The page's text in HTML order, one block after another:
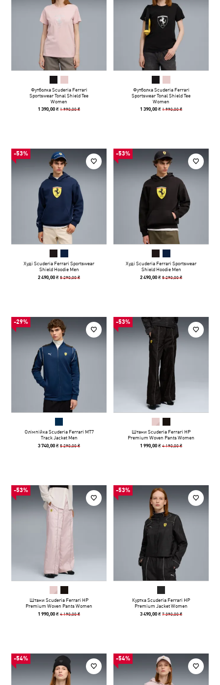
Футболка Scuderia Ferrari
Sportswear Tonal Shield Tee
Women
1 390,00 ₴1 990,00 ₴
Футболка Scuderia Ferrari
Sportswear Tonal Shield Tee
Women
1 390,00 ₴1 990,00 ₴
-53%
Худі Scuderia Ferrari Sportswear
Shield Hoodie Men
2 490,00 ₴5 290,00 ₴
-53%
Худі Scuderia Ferrari Sportswear
Shield Hoodie Men
2 490,00 ₴5 290,00 ₴
-29%
Олімпійка Scuderia Ferrari MT7
Track Jacket Men
3 740,00 ₴5 290,00 ₴
-53%
Штани Scuderia Ferrari HP
Premium Woven Pants Women
1 990,00 ₴4 190,00 ₴
-53%
Штани Scuderia Ferrari HP
Premium Woven Pants Women
1 990,00 ₴4 190,00 ₴
-53%
Куртка Scuderia Ferrari HP
Premium Jacket Women
3 490,00 ₴7 390,00 ₴
-54% -54%